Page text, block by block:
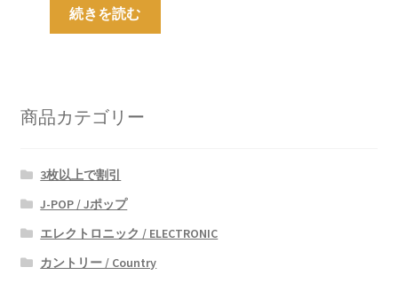
続きを読む
商品カテゴリー
3枚以上で割引
J-POP / Jポップ
エレクトロニック / ELECTRONIC
カントリー / Country